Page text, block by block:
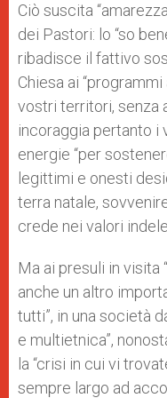
Ciò suscita
dei Pastori: lo “so
ribadisce il fattivo
Chiesa ai
vostri territori, senza
incoraggia pertanto i
energie “per
legittimi e onesti
terra natale,
crede nei valori
Ma ai presuli in visita
anche un altro
tutti”, in una società
e multietnica”,
la “crisi in cui vi
sempre largo ad